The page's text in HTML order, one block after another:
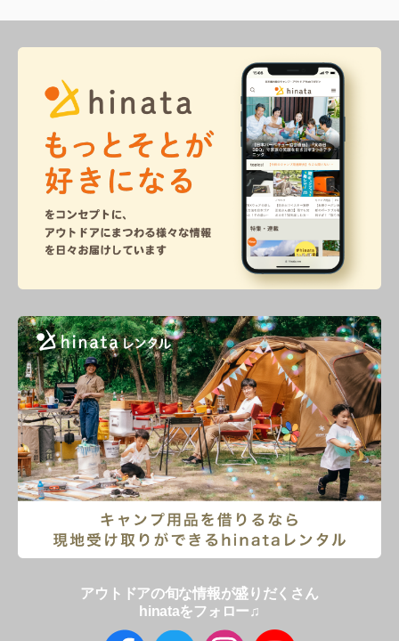
アウトドアの旬な情報が盛りだくさん
hinataをフォロー♫